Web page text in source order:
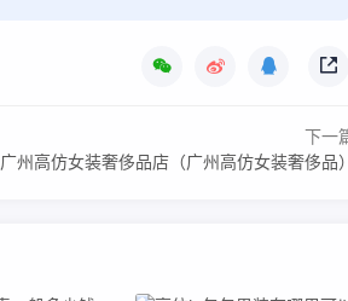
下一
广州高仿女装奢侈品店（广州高仿女装奢侈品）